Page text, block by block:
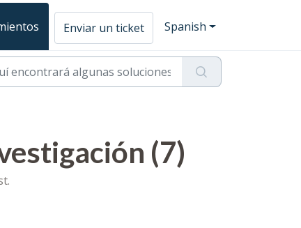
Enviar un ticket Spanish
(7)